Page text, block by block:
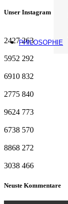
PHILOSOPHIE
Unser Instagram
2427 263
5952 292
6910 832
2775 840
9624 773
6738 570
8868 272
3038 466
Neuste Kommentare